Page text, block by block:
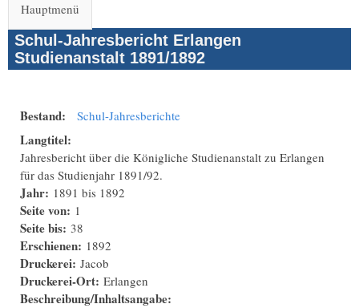
Hauptmenü
Schul-Jahresbericht Erlangen
Studienanstalt 1891/1892
Bestand: Schul-Jahresberichte
Langtitel:
Jahresbericht über die Königliche Studienanstalt zu Erlangen
für das Studienjahr 1891/92.
Jahr: 1891 bis 1892
Seite von: 1
Seite bis: 38
Erschienen: 1892
Druckerei: Jacob
Druckerei-Ort: Erlangen
Beschreibung/Inhaltsangabe: